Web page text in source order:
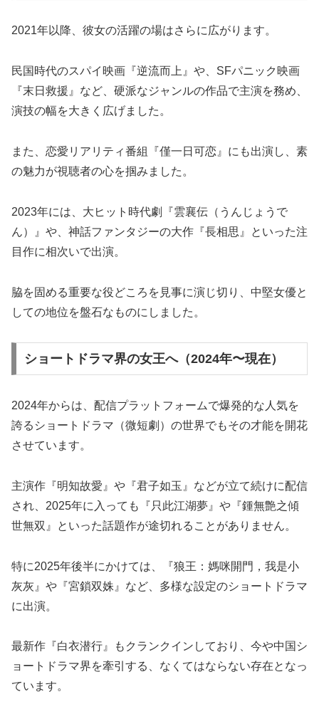
2021年以降、彼女の活躍の場はさらに広がります。
民国時代のスパイ映画『逆流而上』や、SFパニック映画
『末日救援』など、硬派なジャンルの作品で主演を務め、
演技の幅を大きく広げました。
また、恋愛リアリティ番組『僅一日可恋』にも出演し、素
の魅力が視聴者の心を掴みました。
2023年には、大ヒット時代劇『雲襄伝（うんじょうで
ん）』や、神話ファンタジーの大作『長相思』といった注
目作に相次いで出演。
脇を固める重要な役どころを見事に演じ切り、中堅女優と
しての地位を盤石なものにしました。
ショートドラマ界の女王へ（2024年〜現在）
2024年からは、配信プラットフォームで爆発的な人気を
誇るショートドラマ（微短劇）の世界でもその才能を開花
させています。
主演作『明知故愛』や『君子如玉』などが立て続けに配信
され、2025年に入っても『只此江湖夢』や『鍾無艶之傾
世無双』といった話題作が途切れることがありません。
特に2025年後半にかけては、『狼王：媽咪開門，我是小
灰灰』や『宮鎖双姝』など、多様な設定のショートドラマ
に出演。
最新作『白衣潜行』もクランクインしており、今や中国シ
ョートドラマ界を牽引する、なくてはならない存在となっ
ています。